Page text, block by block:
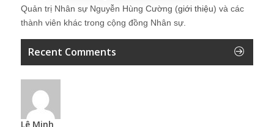
Quản trị Nhân sự Nguyễn Hùng Cường (giới thiệu) và các
thành viên khác trong cộng đồng Nhân sự.
Recent Comments
Lê Minh